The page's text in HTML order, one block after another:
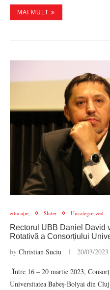
MAI MULT
educație, Slider Uncategorized
Rectorul UBB Daniel David
Rotativă a Consorțiului
by Christian Suciu 20/03/2023
Între 16 – 20 martie 2023,
Universitatea Babeș-Bolyai din